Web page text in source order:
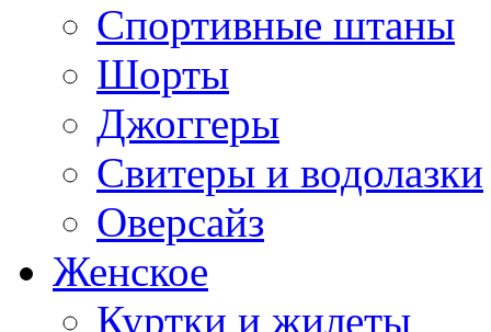
Спортивные штаны
Шорты
Джоггеры
Свитеры и водолазки
Оверсайз
Женское
Куртки и жилеты